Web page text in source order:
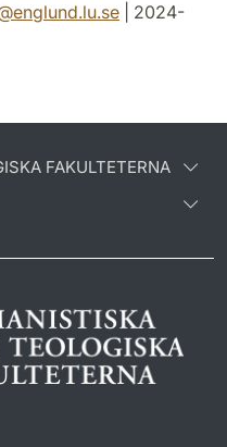
englund.lu.se | 2024-
FAKULTETERNA